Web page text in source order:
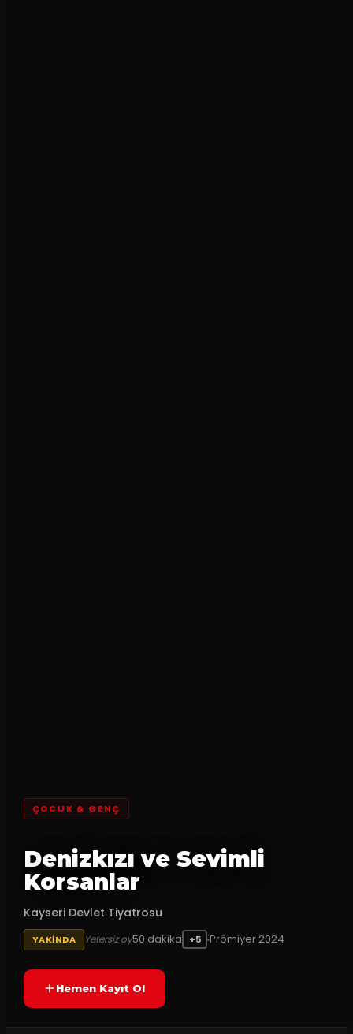
ÇOCUK & GENÇ
Denizkızı ve Sevimli
Korsanlar
Kayseri Devlet Tiyatrosu
YAKINDA Yetersiz oy50 dakika +5 Prömiyer 2024
Hemen Kayıt Ol